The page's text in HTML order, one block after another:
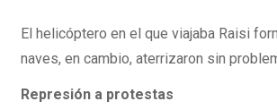
El helicóptero en el que viajaba Raisi
naves, en cambio, aterrizaron sin
Represión a protestas